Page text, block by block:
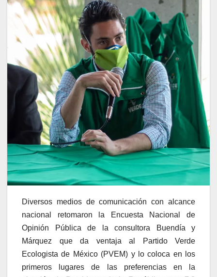
Diversos medios de comunicación con alcance
nacional retomaron la Encuesta Nacional de
Opinión Pública de la consultora Buendía y
Márquez que da ventaja al Partido Verde
Ecologista de México (PVEM) y lo coloca en los
primeros lugares de las preferencias en la